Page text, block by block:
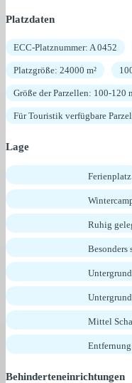
Platzdaten
ECC-Platznummer: A 0452
Platzgröße: 24000 m²
Größe der Parzellen: 100-120
Für Touristik verfügbare
Lage
Ferienplatz
Ruhig
Besonders
Mittel
Behinderteneinrichtungen